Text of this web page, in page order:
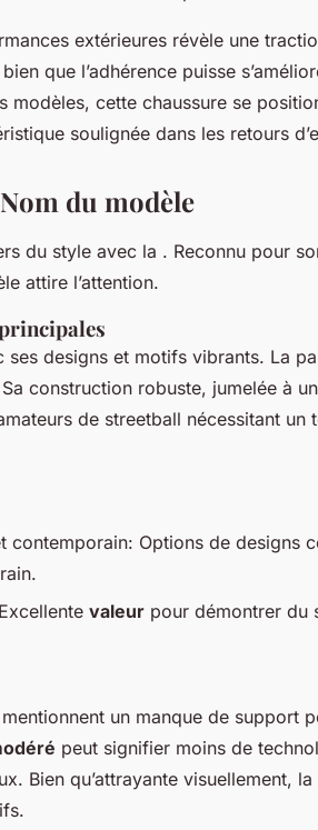
extérieures révèle une
que l’adhérence puisse
modèles, cette chaussure se
soulignée dans les retours
du modèle
du style avec la . Reconnu pour
attire l’attention.
ses designs et motifs vibrants. La
construction robuste, jumelée à
de streetball nécessitant
contemporain: Options de designs
valeur pour démontrer du
un manque de support
peut signifier moins de
Bien qu’attrayante visuellement, la